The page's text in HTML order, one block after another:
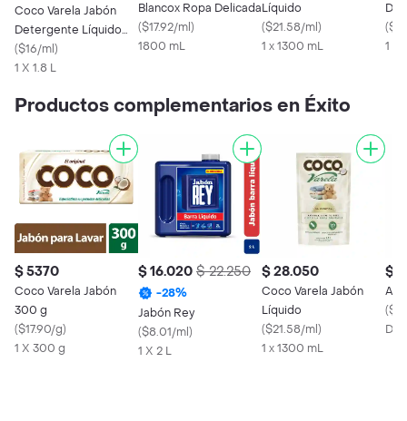
Coco Varela Jabón
Detergente Líquido
1.8 L
($16/ml)
1 X 1.8 L
Blancox Ropa Delicada
($17.92/ml)
1800 mL
Líquido
($21.58/ml)
1 x 1300 mL
(
1 X
Productos complementarios en Éxito
$ 5370
Coco Varela Jabón
300 g
($17.90/g)
1 X 300 g
$ 16.020 $ 22.250
-28%
Jabón Rey
($8.01/ml)
1 X 2 L
$ 28.050
Coco Varela Jabón
Líquido
($21.58/ml)
1 x 1300 mL
$
(